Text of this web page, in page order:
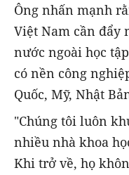
Ông nhấn mạnh
Việt Nam cần đẩy
nước ngoài học
có nền công
Quốc, Mỹ, Nhật
"Chúng tôi luôn
nhiều nhà khoa
Khi trở về, họ